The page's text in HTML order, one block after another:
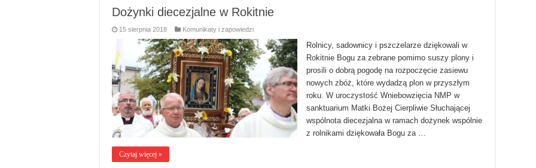
Dożynki diecezjalne w Rokitnie
15 sierpnia 2018 Komunikaty i zapowiedzi
Rolnicy, sadownicy i pszczelarze dziękowali w
Rokitnie Bogu za zebrane pomimo suszy plony i
prosili o dobrą pogodę na rozpoczęcie zasiewu
nowych zbóż, które wydadzą plon w przyszłym
roku. W uroczystość Wniebowzięcia NMP w
sanktuarium Matki Bożej Cierpliwie Słuchającej
wspólnota diecezjalna w ramach dożynek wspólnie
z rolnikami dziękowała Bogu za …
Czytaj więcej »